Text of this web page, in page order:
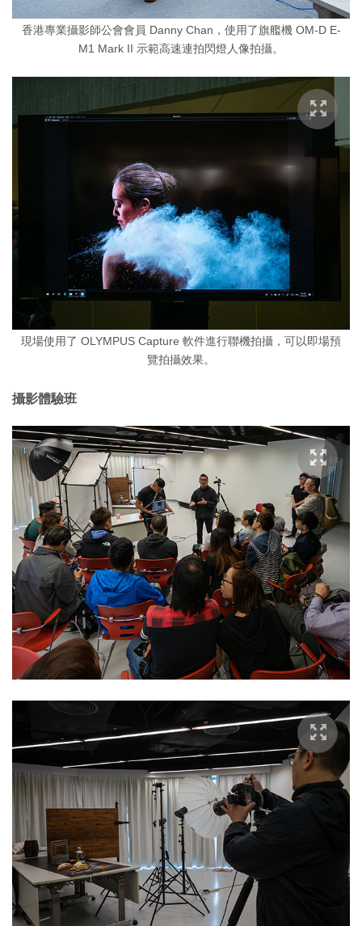
香港專業攝影師公會會員 Danny Chan，使用了旗艦機 OM-D E-
M1 Mark II 示範高速連拍閃燈人像拍攝。
現場使用了 OLYMPUS Capture 軟件進行聯機拍攝，可以即場預
覽拍攝效果。
攝影體驗班